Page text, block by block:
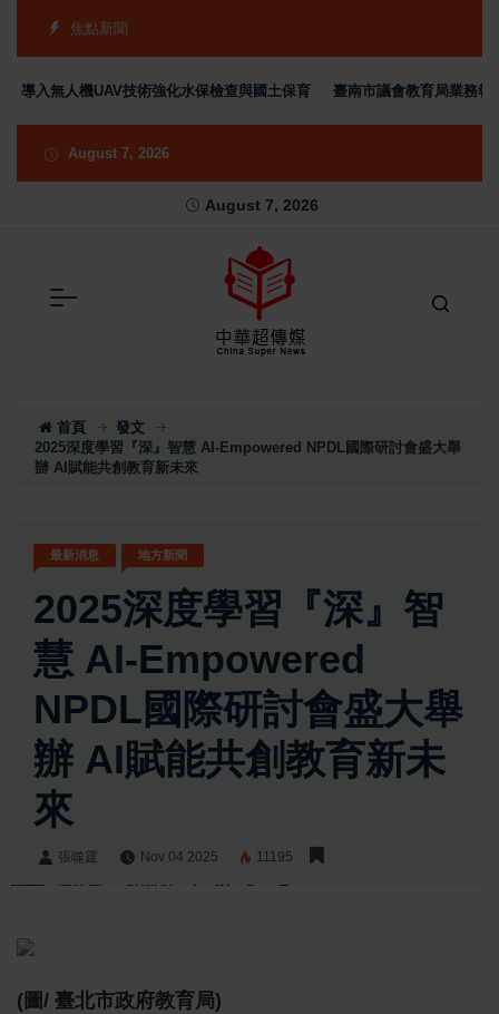
焦點新聞
人機UAV技術強化水保檢查與國土保育 臺南市議會教育局業務報告
August 7, 2026
August 7, 2026
首頁
發文
2025深度學習『深』智慧 AI-Empowered NPDL國際研討會盛大舉
辦 AI賦能共創教育新未來
最新消息 地方新聞
2025深度學習『深』智
慧 AI-Empowered
NPDL國際研討會盛大舉
辦 AI賦能共創教育新未
來
張噬霆 Nov 04 2025 11195
(圖/ 臺北市政府教育局)